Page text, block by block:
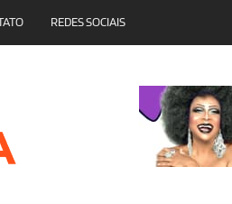
REDES SOCIAIS